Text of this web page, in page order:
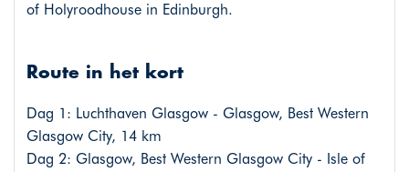
of Holyroodhouse in Edinburgh.
Route in het kort
Dag 1: Luchthaven Glasgow - Glasgow, Best Western
Glasgow City, 14 km
Dag 2: Glasgow, Best Western Glasgow City - Isle of